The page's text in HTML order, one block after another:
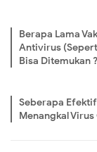
Berapa Lama
Antivirus
Bisa Ditemukan ?
Seberapa
Menangkal